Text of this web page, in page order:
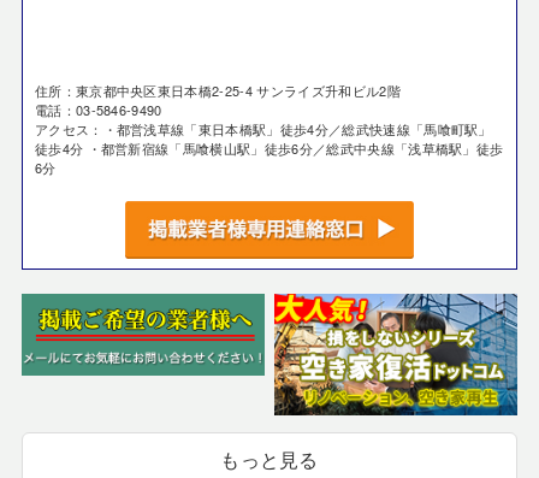
住所：東京都中央区東日本橋2-25-4 サンライズ升和ビル2階
電話：03-5846-9490
アクセス：・都営浅草線「東日本橋駅」徒歩4分／総武快速線「馬喰町駅」
徒歩4分 ・都営新宿線「馬喰横山駅」徒歩6分／総武中央線「浅草橋駅」徒歩
6分
もっと見る